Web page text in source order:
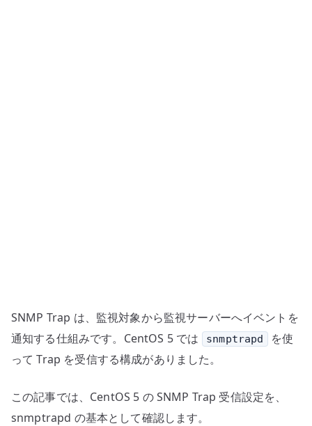
SNMP Trap は、監視対象から監視サーバーへイベントを
通知する仕組みです。CentOS 5 では
snmptrapd
を使
って Trap を受信する構成がありました。
この記事では、CentOS 5 の SNMP Trap 受信設定を、
snmptrapd の基本として確認します。